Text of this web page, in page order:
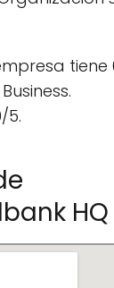
5.
HQ